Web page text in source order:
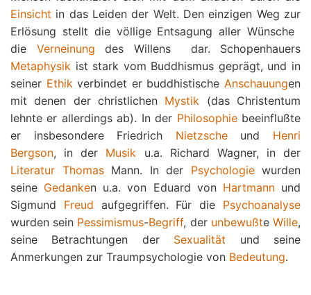
Einsicht in das Leiden der Welt. Den einzigen Weg zur
Erlösung stellt die völlige Entsagung aller Wünsche 
die Verneinung des Willens  dar. Schopenhauers
Metaphysik ist stark vom Buddhismus geprägt, und in
seiner Ethikverbindet er buddhistischeAnschauungen
mit denen der christlichen Mystik (das Christentum
lehnte er allerdings ab). In der Philosophiebeeinflußte
er insbesondere Friedrich Nietzscheund Henri
Bergson, in der Musik u.a. Richard Wagner, in der
Literatur ThomasMann. In der Psychologiewurden
seine Gedanken u.a. von Eduard von Hartmannund
Sigmund Freud aufgegriffen. Für die Psychoanalyse
wurden sein Pessimismus-Begriff, der unbewußteWille,
seine Betrachtungen der Sexualität und seine
Anmerkungen zur Traumpsychologie von Bedeutung.